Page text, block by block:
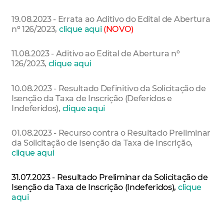
19.08.2023 - Errata ao Aditivo do Edital de Abertura
nº 126/2023, clique aqui (NOVO)
11.08.2023 - Aditivo ao Edital de Abertura nº
126/2023, clique aqui
10.08.2023 - Resultado Definitivo da Solicitação de
Isenção da Taxa de Inscrição (Deferidos e
Indeferidos), clique aqui
01.08.2023 - Recurso contra o Resultado Preliminar
da Solicitação de Isenção da Taxa de Inscrição,
clique aqui
31.07.2023 - Resultado Preliminar da Solicitação de
Isenção da Taxa de Inscrição (Indeferidos), clique
aqui